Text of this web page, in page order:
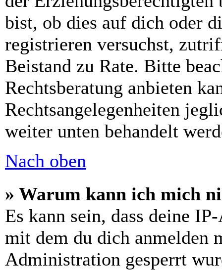
bist, ob dies auf dich oder
registrieren versuchst,
Beistand zu Rate. Bitte
Rechtsberatung anbieten
Rechtsangelegenheiten
weiter unten behandelt
Nach oben
» Warum kann ich mich
Es kann sein, dass deine
mit dem du dich anmelden
Administration gesperrt